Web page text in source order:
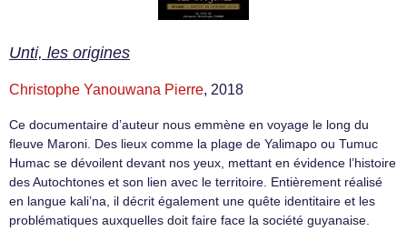
Unti, les origines
Christophe Yanouwana Pierre, 2018
Ce documentaire d’auteur nous emmène en voyage le long du
fleuve Maroni. Des lieux comme la plage de Yalimapo ou Tumuc
Humac se dévoilent devant nos yeux, mettant en évidence l’histoire
des Autochtones et son lien avec le territoire. Entièrement réalisé
en langue kali’na, il décrit également une quête identitaire et les
problématiques auxquelles doit faire face la société guyanaise.